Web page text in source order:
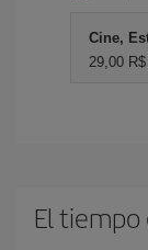
Cine,
29,00 R$
El tiempo